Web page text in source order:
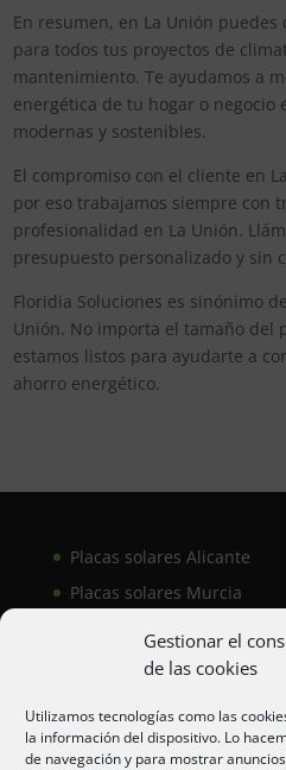
Gestionar el
de las cookies
Utilizamos tecnologías como las
la información del dispositivo. Lo
de navegación y para mostrar
En resumen, en La Unión
para todos tus proyectos de
mantenimiento. Te ayudamos a
energética de tu hogar o negocio
modernas y sostenibles.
El compromiso con el cliente en
por eso trabajamos siempre con
profesionalidad en La Unión.
presupuesto personalizado y sin
Floridia Soluciones es sinónimo
Unión. No importa el tamaño del
estamos listos para ayudarte a
ahorro energético.
Placas solares Alicante
Placas solares Murcia
Aire acondicionado
Aire acondicionador